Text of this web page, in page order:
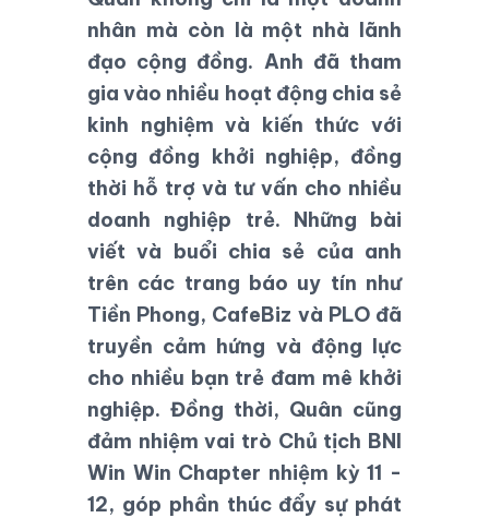
nhân mà còn là một nhà lãnh
đạo cộng đồng. Anh đã tham
gia vào nhiều hoạt động chia sẻ
kinh nghiệm và kiến thức với
cộng đồng khởi nghiệp, đồng
thời hỗ trợ và tư vấn cho nhiều
doanh nghiệp trẻ. Những bài
viết và buổi chia sẻ của anh
trên các trang báo uy tín như
Tiền Phong, CafeBiz và PLOđã
truyền cảm hứng và động lực
cho nhiều bạn trẻ đam mê khởi
nghiệp. Đồng thời, Quân cũng
đảm nhiệm vai trò Chủ tịch BNI
Win Win Chapter nhiệm kỳ 11 -
12, góp phần thúc đẩy sự phát